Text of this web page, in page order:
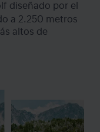
diseñado por el
a 2.250 metros
altos de